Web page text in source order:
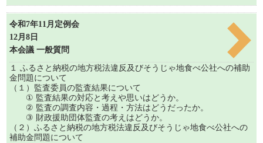
令和7年11月定例会
12月8日
本会議 一般質問
１ ふるさと納税の地方税法違反及びそうじゃ地食べ公社への補助
金問題について
（１）監査委員の監査結果について
① 監査結果の対応と考えや思いはどうか。
② 監査の調査内容・過程・方法はどうだったか。
③ 財政援助団体監査の考えはどうか。
（２）ふるさと納税の地方税法違反及びそうじゃ地食べ公社への
補助金問題について